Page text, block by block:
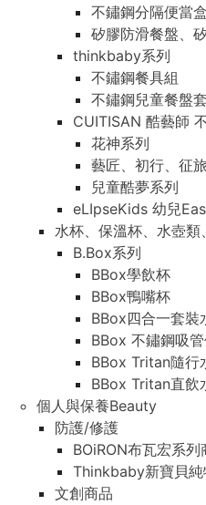
不鏽鋼分隔便當盒
矽膠防滑餐盤、
thinkbaby系列
不鏽鋼餐具組
不鏽鋼兒童餐盤
CUITISAN 酷藝師
花神系列
藝匠、初行、征
兒童酷夢系列
eLIpseKids 幼兒
水杯、保溫杯、水壺類
B.Box系列
BBox學飲杯
BBox鴨嘴杯
BBox四合一套裝
BBox 不鏽鋼吸
BBox Tritan隨
BBox Tritan直
個人與保養Beauty
防護/修護
BOiRON布瓦宏系列
Thinkbaby新寶貝
文創商品